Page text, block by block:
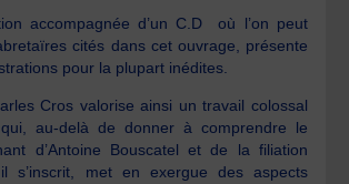
accompagnée d’un C.D où l’on peut
cités dans cet ouvrage, présente
pour la plupart inédites.
Cros valorise ainsi un travail colossal
au-delà de donner à comprendre le
d’Antoine Bouscatel et de la filiation
s’inscrit, met en exergue des aspects